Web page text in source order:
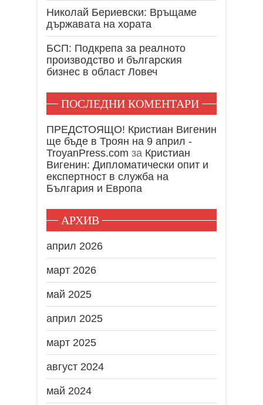
Николай Бериевски: Връщаме
държавата на хората
БСП: Подкрепа за реалното
производство и българския
бизнес в област Ловеч
ПОСЛЕДНИ КОМЕНТАРИ
ПРЕДСТОЯЩО! Кристиан Вигенин
ще бъде в Троян на 9 април -
TroyanPress.com за Кристиан
Вигенин: Дипломатически опит и
експертност в служба на
България и Европа
АРХИВ
април 2026
март 2026
май 2025
април 2025
март 2025
август 2024
май 2024